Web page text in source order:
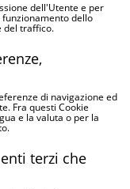
dell'Utente e per
dello
del traffico.
di navigazione ed
Fra questi Cookie
e la valuta o per la
terzi che